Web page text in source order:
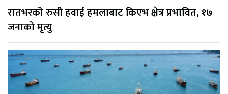
रातभरको रुसी हवाई हमलाबाट किएभ क्षेत्र प्रभावित, १७
जनाको मृत्यु